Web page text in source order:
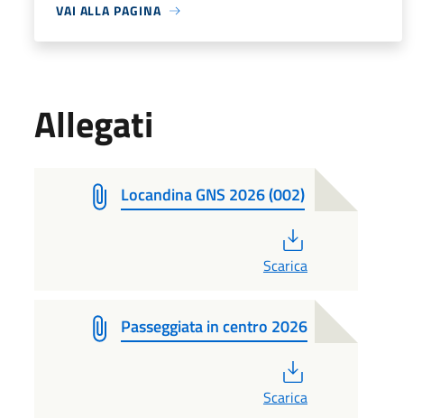
VAI ALLA PAGINA
Allegati
Locandina GNS 2026 (002)
Scarica
Passeggiata in centro 2026
Scarica